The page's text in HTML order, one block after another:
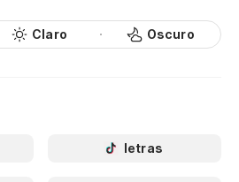
Claro Oscuro
letras